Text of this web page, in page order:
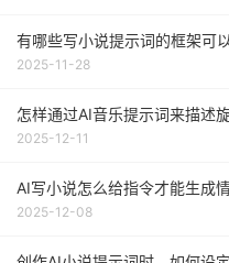
有哪些写小说提示词的框架可
2025-11-28
怎样通过AI音乐提示词来描述
2025-12-11
AI写小说怎么给指令才能生成
2025-12-08